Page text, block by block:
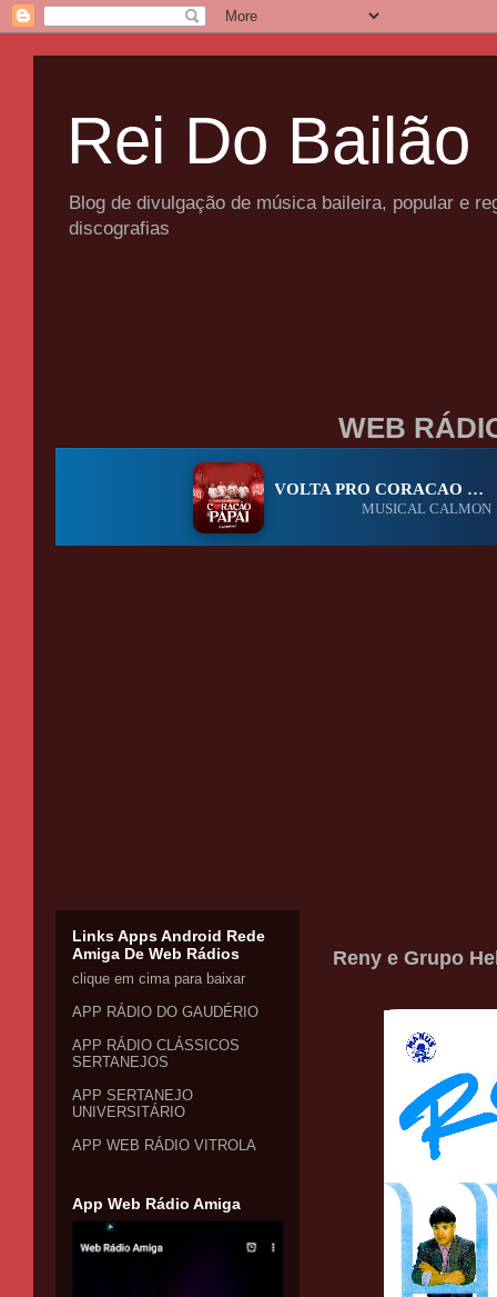
Rei Do Bailão
Blog de divulgação de música baileira, popular e
discografias
WEB
Reny e Grupo
Links Apps Android Rede
Amiga De Web Rádios
clique em cima para baixar
APP RÁDIO DO GAUDÉRIO
APP RÁDIO CLÁSSICOS
SERTANEJOS
APP SERTANEJO
UNIVERSITÁRIO
APP WEB RÁDIO VITROLA
App Web Rádio Amiga